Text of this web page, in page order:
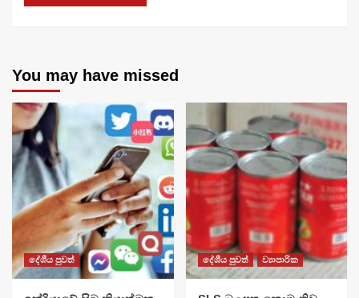
You may have missed
දේශීය පුවත් දේශීය පුවත් ව්‍යාපාරික